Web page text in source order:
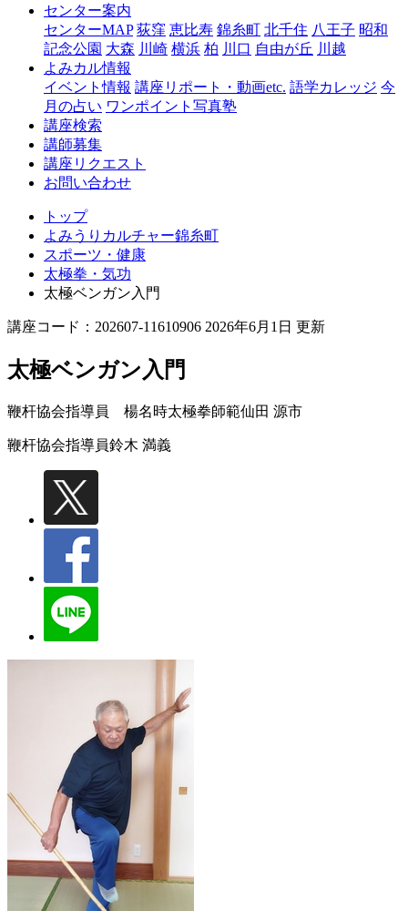
糸
センター案内
センターMAP 荻窪 恵比寿 錦糸町 北千住 八王子 昭和
記念公園 大森 川崎 横浜 柏 川口 自由が丘 川越
よみカル情報
イベント情報 講座リポート・動画etc. 語学カレッジ 今
月の占い ワンポイント写真塾
講座検索
講師募集
講座リクエスト
お問い合わせ
トップ
よみうりカルチャー錦糸町
スポーツ・健康
太極拳・気功
太極ベンガン入門
講座コード：202607-11610906 2026年6月1日 更新
太極ベンガン入門
鞭杆協会指導員 楊名時太極拳師範仙田 源市
鞭杆協会指導員鈴木 満義